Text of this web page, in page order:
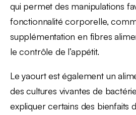
qui permet des manipulations
fonctionnalité corporelle,
supplémentation en fibres
le contrôle de l’appétit.
Le yaourt est également un
des cultures vivantes de
expliquer certains des bienfaits